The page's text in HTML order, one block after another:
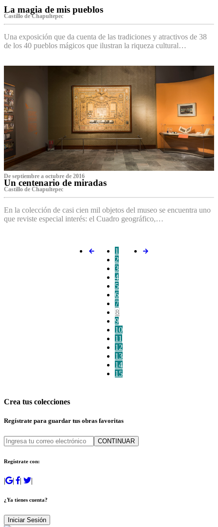
La magia de mis pueblos
Castillo de Chapultepec
Una exposición que da cuenta de las tradiciones y atractivos de 38
de los 40 pueblos mágicos que ilustran la riqueza cultural…
De septiembre a octubre de 2016
Un centenario de miradas
Castillo de Chapultepec
En la colección de casi cien mil objetos del museo se encuentra uno
que reviste especial interés: el Cuadro geográfico,…
1
2
3
4
5
6
7
8
9
10
11
12
13
14
15
Crea tus colecciones
Regístrate para guardar tus obras favoritas
CONTINUAR
Regístrate con:
| | | |
¿Ya tienes cuenta?
Iniciar Sesión